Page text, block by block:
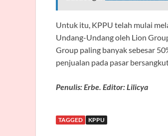
Untuk itu, KPPU telah mulai
Undang-Undang oleh Lion
Group paling banyak sebesar
penjualan pada pasar
Penulis: Erbe. Editor: Lilicya
TAGGED KPPU